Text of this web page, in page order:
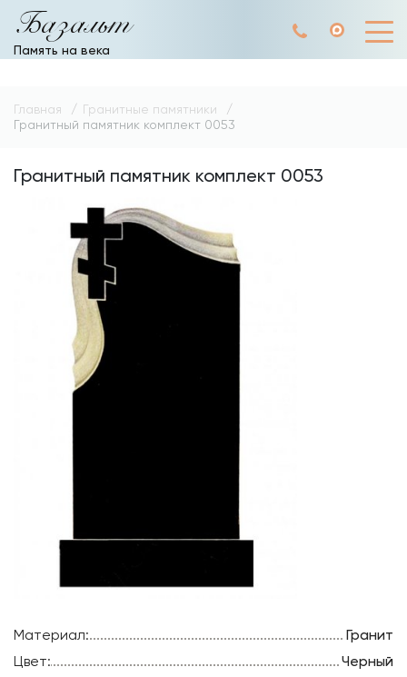
Базальт
Память на века
Главная
Гранитные памятники
Гранитный памятник комплект 0053
Гранитный памятник комплект 0053
Материал:
Гранит
Цвет:
Черный